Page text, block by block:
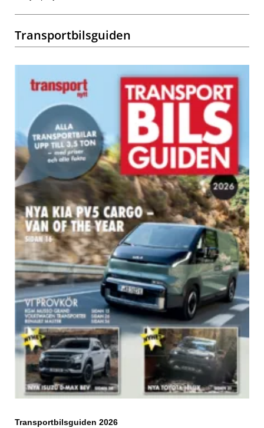
Transportbilsguiden
Transportbilsguiden 2026